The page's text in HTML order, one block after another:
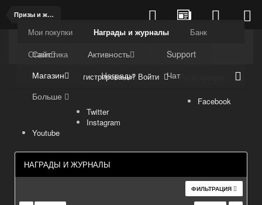
Призы и журналы
Kuli4kam.net Дружный форум
Сайт Активность
Support
Магазин
Мои покупки Награды и журналы
Банк
Статистика
Награды
Чат
Больше
Уже зарегистрированы? Войти Регистрация
Facebook
Twitter
Instagram
Youtube
НАГРАДЫ И ЖУРНАЛЫ
ФИЛЬТРАЦИЯ